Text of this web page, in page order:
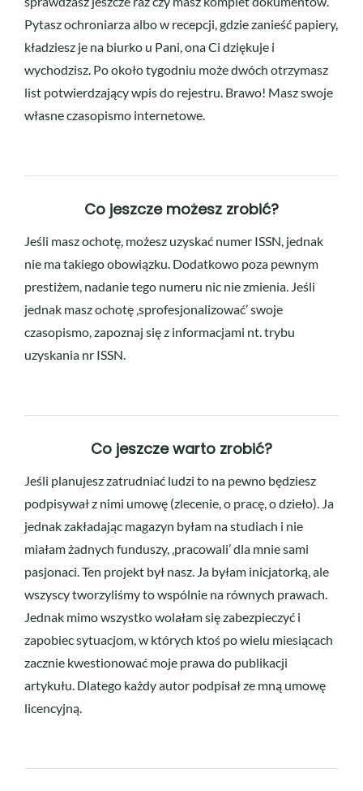
Pytasz ochroniarza albo w recepcji, gdzie zanieść papiery,
kładziesz je na biurko u Pani, ona Ci dziękuje i
wychodzisz. Po około tygodniu może dwóch otrzymasz
list potwierdzający wpis do rejestru. Brawo! Masz swoje
własne czasopismo internetowe.
Co jeszcze możesz zrobić?
Jeśli masz ochotę, możesz uzyskać numer ISSN, jednak
nie ma takiego obowiązku. Dodatkowo poza pewnym
prestiżem, nadanie tego numeru nic nie zmienia. Jeśli
jednak masz ochotę ‚sprofesjonalizować’ swoje
czasopismo, zapoznaj się z informacjami nt. trybu
uzyskania nr ISSN.
Co jeszcze warto zrobić?
Jeśli planujesz zatrudniać ludzi to na pewno będziesz
podpisywał z nimi umowę (zlecenie, o pracę, o dzieło). Ja
jednak zakładając magazyn byłam na studiach i nie
miałam żadnych funduszy, ‚pracowali’ dla mnie sami
pasjonaci. Ten projekt był nasz. Ja byłam inicjatorką, ale
wszyscy tworzyliśmy to wspólnie na równych prawach.
Jednak mimo wszystko wolałam się zabezpieczyć i
zapobiec sytuacjom, w których ktoś po wielu miesiącach
zacznie kwestionować moje prawa do publikacji
artykułu. Dlatego każdy autor podpisał ze mną umowę
licencyjną.